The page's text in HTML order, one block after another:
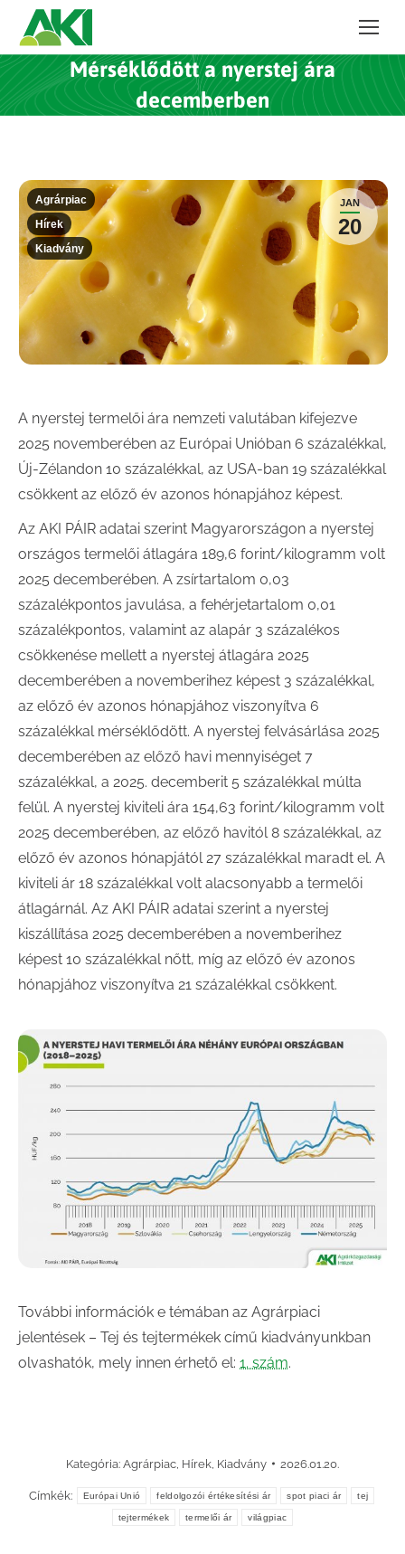
Mérséklődött a nyerstej ára
decemberben
JAN
20
Agrárpiac
Hírek
Kiadvány
A nyerstej termelői ára nemzeti valutában kifejezve
2025 novemberében az Európai Unióban 6 százalékkal,
Új-Zélandon 10 százalékkal, az USA-ban 19 százalékkal
csökkent az előző év azonos hónapjához képest.
Az AKI PÁIR adatai szerint Magyarországon a nyerstej
országos termelői átlagára 189,6 forint/kilogramm volt
2025 decemberében. A zsírtartalom 0,03
százalékpontos javulása, a fehérjetartalom 0,01
százalékpontos, valamint az alapár 3 százalékos
csökkenése mellett a nyerstej átlagára 2025
decemberében a novemberihez képest 3 százalékkal,
az előző év azonos hónapjához viszonyítva 6
százalékkal mérséklődött. A nyerstej felvásárlása 2025
decemberében az előző havi mennyiséget 7
százalékkal, a 2025. decemberit 5 százalékkal múlta
felül. A nyerstej kiviteli ára 154,63 forint/kilogramm volt
2025 decemberében, az előző havitól 8 százalékkal, az
előző év azonos hónapjától 27 százalékkal maradt el. A
kiviteli ár 18 százalékkal volt alacsonyabb a termelői
átlagárnál. Az AKI PÁIR adatai szerint a nyerstej
kiszállítása 2025 decemberében a novemberihez
képest 10 százalékkal nőtt, míg az előző év azonos
hónapjához viszonyítva 21 százalékkal csökkent.
További információk e témában az Agrárpiaci
jelentések – Tej és tejtermékek című kiadványunkban
olvashatók, mely innen érhető el: 1. szám.
Kategória: Agrárpiac Hírek Kiadvány 2026.01.20.
Címkék: Európai Unió feldolgozói értékesítési ár spot piaci ár tej
tejtermékek termelői ár világpiac